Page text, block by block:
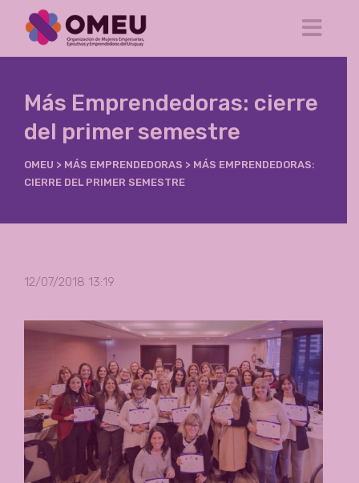
Más Emprendedoras: cierre
del primer semestre
OMEU > MÁS EMPRENDEDORAS > MÁS EMPRENDEDORAS:
CIERRE DEL PRIMER SEMESTRE
12/07/2018 13:19